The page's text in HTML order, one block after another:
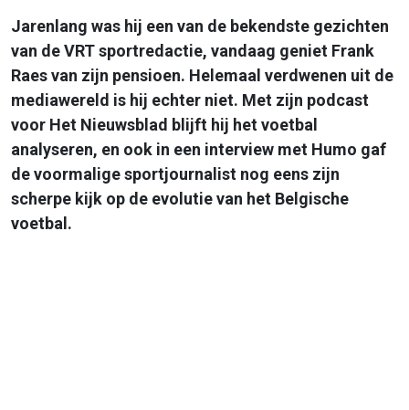
Jarenlang was hij een van de bekendste gezichten
van de VRT sportredactie, vandaag geniet Frank
Raes van zijn pensioen. Helemaal verdwenen uit de
mediawereld is hij echter niet. Met zijn podcast
voor Het Nieuwsblad blijft hij het voetbal
analyseren, en ook in een interview met Humo gaf
de voormalige sportjournalist nog eens zijn
scherpe kijk op de evolutie van het Belgische
voetbal.